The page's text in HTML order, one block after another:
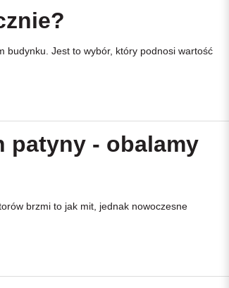
budynku. Jest to wybór, który podnosi wartość
patyny - obalamy
brzmi to jak mit, jednak nowoczesne